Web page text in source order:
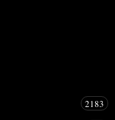
2183